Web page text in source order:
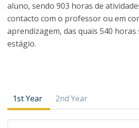
aluno, sendo 903 horas de
contacto com o professor ou em
aprendizagem, das quais 540 horas
estágio.
1st Year 2nd Year